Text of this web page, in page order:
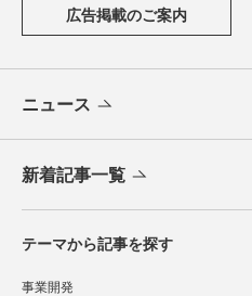
広告掲載のご案内
ニュース
新着記事一覧
テーマから記事を探す
事業開発